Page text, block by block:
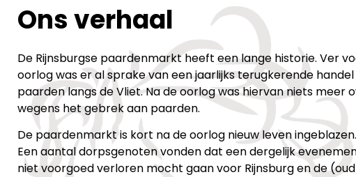
Ons verhaal
De Rijnsburgse paardenmarkt heeft een lange historie. Ver
oorlog was er al sprake van een jaarlijks terugkerende
paarden langs de Vliet. Na de oorlog was hiervan niets meer
wegens het gebrek aan paarden.
De paardenmarkt is kort na de oorlog nieuw leven ingeblazen.
Een aantal dorpsgenoten vonden dat een dergelijk
niet voorgoed verloren mocht gaan voor Rijnsburg en de